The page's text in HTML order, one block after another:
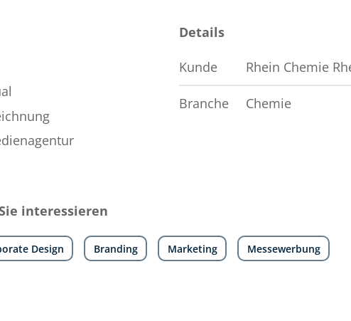
Details
Kunde Rhein Chemie
Branche Chemie
interessieren
Design Branding Marketing Messewerbung